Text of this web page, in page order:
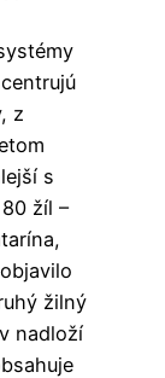
z
s
žíl –
žilný
nadloží